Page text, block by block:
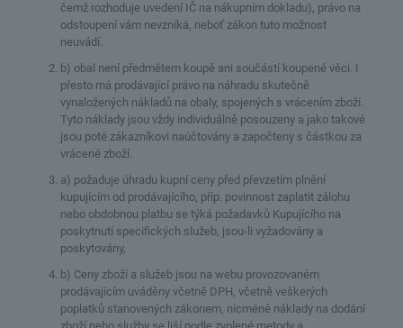
čemž rozhoduje uvedení IČ na nákupním dokladu), právo na
odstoupení vám nevzniká, neboť zákon tuto možnost
neuvádí.
b) obal není předmětem koupě ani součástí koupené věci. I
přesto má prodávající právo na náhradu skutečně
vynaložených nákladů na obaly, spojených s vrácením zboží.
Tyto náklady jsou vždy individuálně posouzeny a jako takové
jsou poté zákazníkovi naúčtovány a započteny s částkou za
vrácené zboží.
a) požaduje úhradu kupní ceny před převzetím plnění
kupujícím od prodávajícího, příp. povinnost zaplatit zálohu
nebo obdobnou platbu se týká požadavků Kupujícího na
poskytnutí specifických služeb, jsou-li vyžadovány a
poskytovány,
b) Ceny zboží a služeb jsou na webu provozovaném
prodávajícím uváděny včetně DPH, včetně veškerých
poplatků stanovených zákonem, nicméně náklady na dodání